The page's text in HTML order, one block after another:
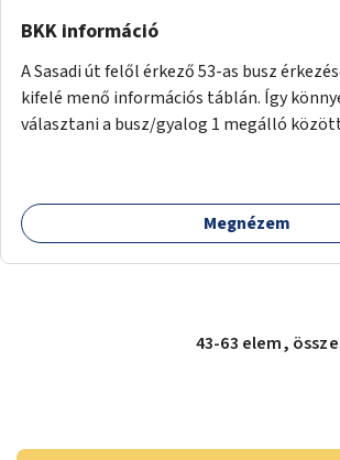
BKK információ
A Sasadi út felől érkező 53-as busz
kifelé menő információs táblán. Így
választani a busz/gyalog 1 megálló
Megnézem
43-63 elem,